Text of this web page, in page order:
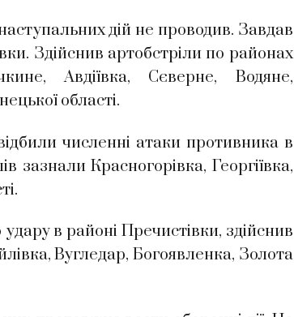
дій не проводив. Завдав
Здійснив артобстріли по районах
Авдіївка, Сєверне, Водяне,
області.
численні атаки противника в
зазнали Красногорівка, Георгіївка,
в районі Пречистівки, здійснив
Вугледар, Богоявленка, Золота